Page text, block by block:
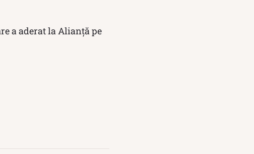
a aderat la Alianță pe